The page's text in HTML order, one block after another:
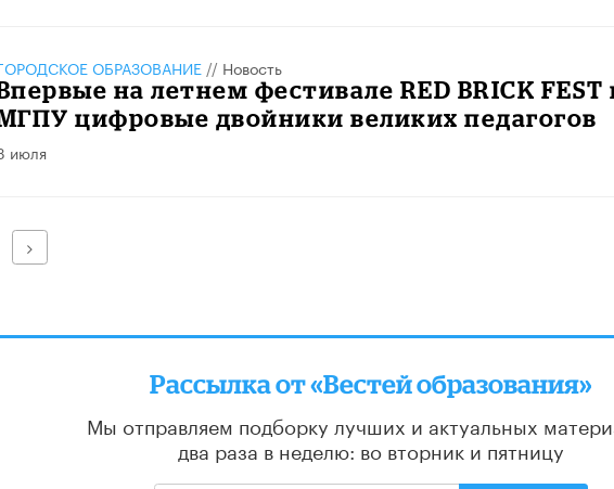
ОБРАЗОВАНИЕ// Новость
на летнем фестивале RED BRICK FEST
цифровые двойники великих педагогов
июля
Далее
Рассылка от «Вестей образования»
Мы отправляем подборку лучших и актуальных
два раза в неделю: во вторник и пятницу